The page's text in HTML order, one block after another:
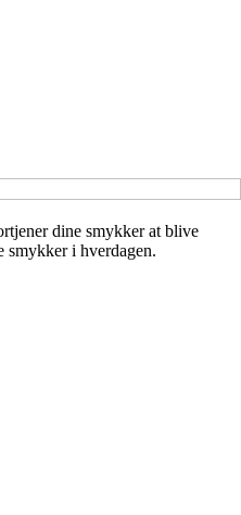
dine smykker at blive
smykker i hverdagen.